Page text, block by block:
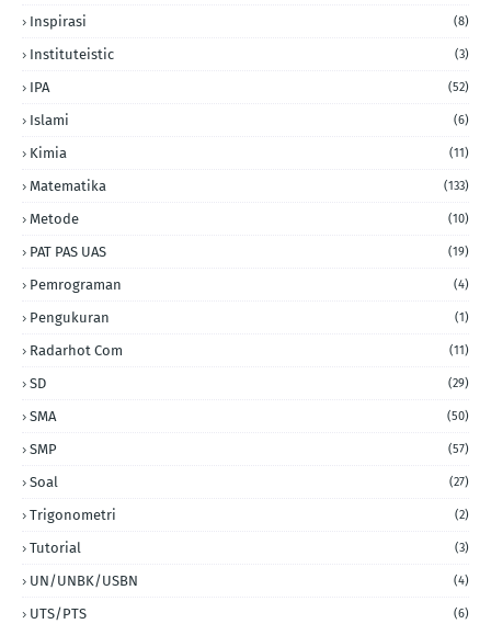
Inspirasi (8)
Instituteistic (3)
IPA (52)
Islami (6)
Kimia (11)
Matematika (133)
Metode (10)
PAT PAS UAS (19)
Pemrograman (4)
Pengukuran (1)
Radarhot Com (11)
SD (29)
SMA (50)
SMP (57)
Soal (27)
Trigonometri (2)
Tutorial (3)
UN/UNBK/USBN (4)
UTS/PTS (6)